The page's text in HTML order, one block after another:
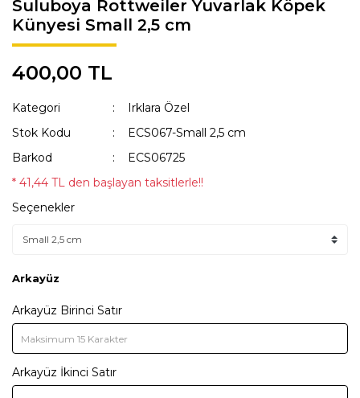
Suluboya Rottweiler Yuvarlak Köpek
Künyesi Small 2,5 cm
400,00 TL
Kategori
Irklara Özel
Stok Kodu
ECS067-Small 2,5 cm
Barkod
ECS06725
* 41,44 TL den başlayan taksitlerle!!
Seçenekler
Arkayüz
Arkayüz Birinci Satır
Arkayüz İkinci Satır